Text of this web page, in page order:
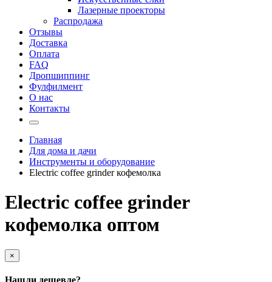
Лазерные проекторы
Распродажа
Отзывы
Доставка
Оплата
FAQ
Дропшиппинг
Фулфилмент
О нас
Контакты
Главная
Для дома и дачи
Инструменты и оборудование
Electric coffee grinder кофемолка
Electric coffee grinder
кофемолка оптом
×